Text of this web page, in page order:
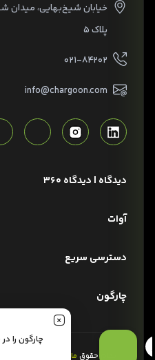
خیابان شیخ‌بهایی، میدان
پلاک ۵
۰۲۱-۸۴۲۰۲
info@chargoon.com
دیدگاه | دیدگاه 360
آوات
دسترسی سریع
چارگون
تمام حقوق مادی و معنوی
چارگون را